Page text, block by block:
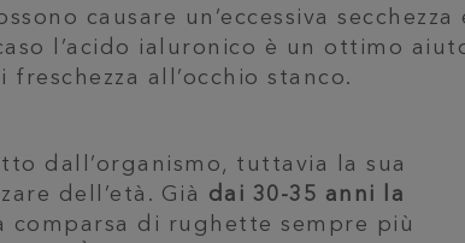
causare un’eccessiva secchezza
l’acido ialuronico è un ottimo
all’occhio stanco.
dall’organismo, tuttavia la sua
dell’età. Già dai 30-35 anni la
comparsa di rughette sempre più